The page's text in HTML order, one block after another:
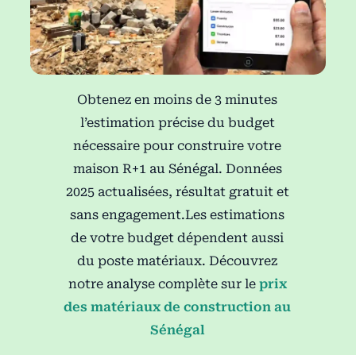
Obtenez en moins de 3 minutes
l’estimation précise du budget
nécessaire pour construire votre
maison R+1 au Sénégal. Données
2025 actualisées, résultat gratuit et
sans engagement.Les estimations
de votre budget dépendent aussi
du poste matériaux. Découvrez
notre analyse complète sur le prix
des matériaux de construction au
Sénégal